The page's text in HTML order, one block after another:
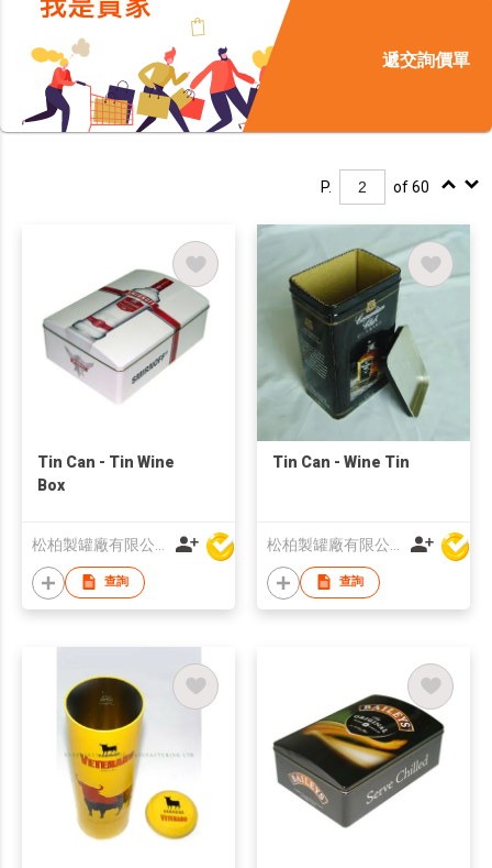
遞交詢價單
P. of 60
Tin Can - Tin Wine
Box
查詢
Tin Can - Wine Tin
查詢